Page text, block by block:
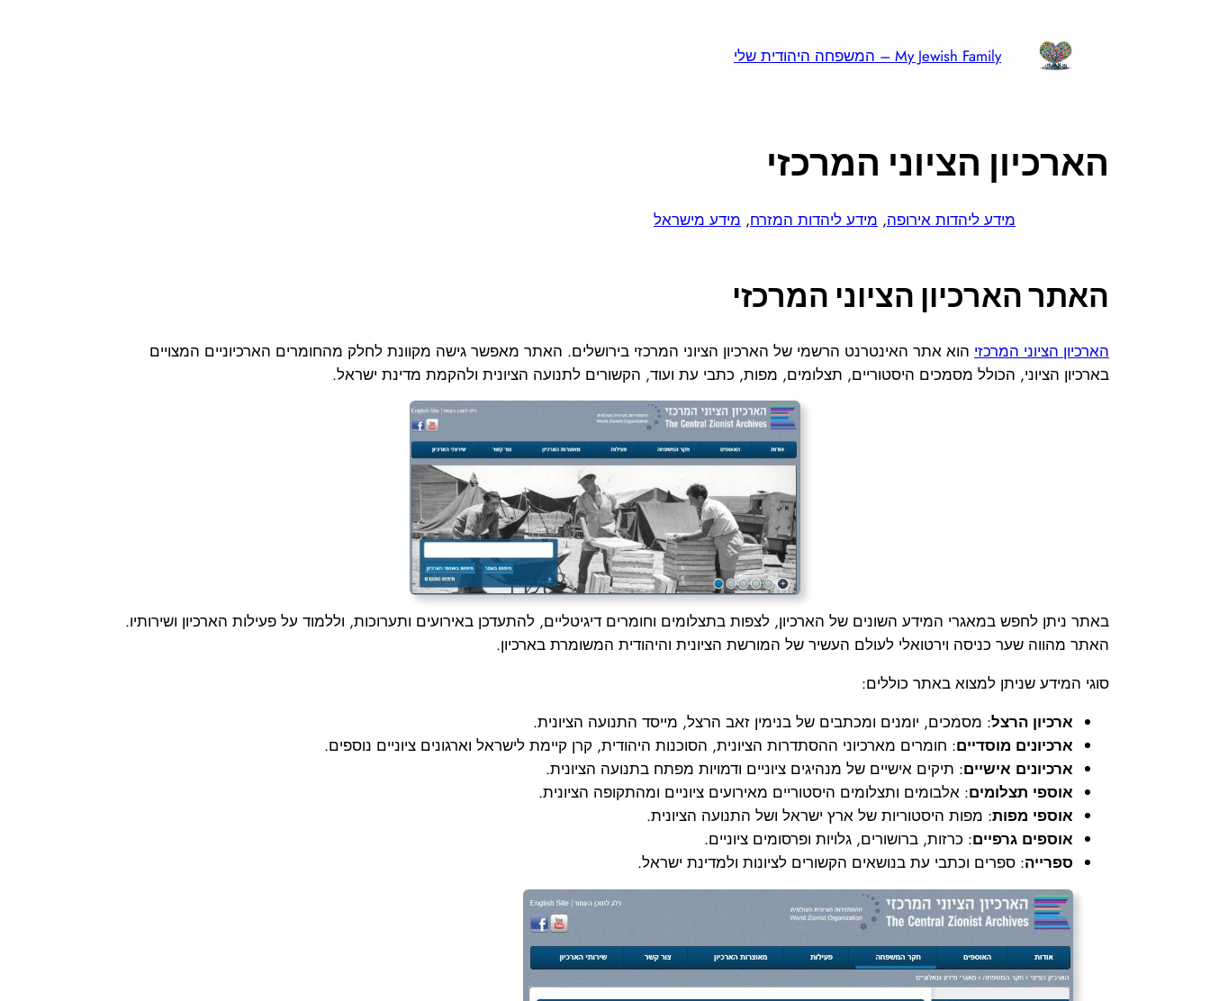
My Jewish Family – המשפחה היהודית שלי
הארכיון הציוני המרכזי
מידע ליהדות אירופה, מידע ליהדות המזרח, מידע מישראל
האתר הארכיון הציוני המרכזי
הארכיון הציוני המרכזי הוא אתר האינטרנט הרשמי של הארכיון הציוני המרכזי בירושלים. האתר מאפשר גישה מקוונת לחלק מהחומרים הארכיוניים המצויים
בארכיון הציוני, הכולל מסמכים היסטוריים, תצלומים, מפות, כתבי עת ועוד, הקשורים לתנועה הציונית ולהקמת מדינת ישראל.
באתר ניתן לחפש במאגרי המידע השונים של הארכיון, לצפות בתצלומים וחומרים דיגיטליים, להתעדכן באירועים ותערוכות, וללמוד על פעילות הארכיון ושירותיו.
האתר מהווה שער כניסה וירטואלי לעולם העשיר של המורשת הציונית והיהודית המשומרת בארכיון.
סוגי המידע שניתן למצוא באתר כוללים:
ארכיון הרצל: מסמכים, יומנים ומכתבים של בנימין זאב הרצל, מייסד התנועה הציונית.
ארכיונים מוסדיים: חומרים מארכיוני ההסתדרות הציונית, הסוכנות היהודית, קרן קיימת לישראל וארגונים ציוניים נוספים.
ארכיונים אישיים: תיקים אישיים של מנהיגים ציוניים ודמויות מפתח בתנועה הציונית.
אוספי תצלומים: אלבומים ותצלומים היסטוריים מאירועים ציוניים ומהתקופה הציונית.
אוספי מפות: מפות היסטוריות של ארץ ישראל ושל התנועה הציונית.
אוספים גרפיים: כרזות, ברושורים, גלויות ופרסומים ציוניים.
ספרייה: ספרים וכתבי עת בנושאים הקשורים לציונות ולמדינת ישראל.